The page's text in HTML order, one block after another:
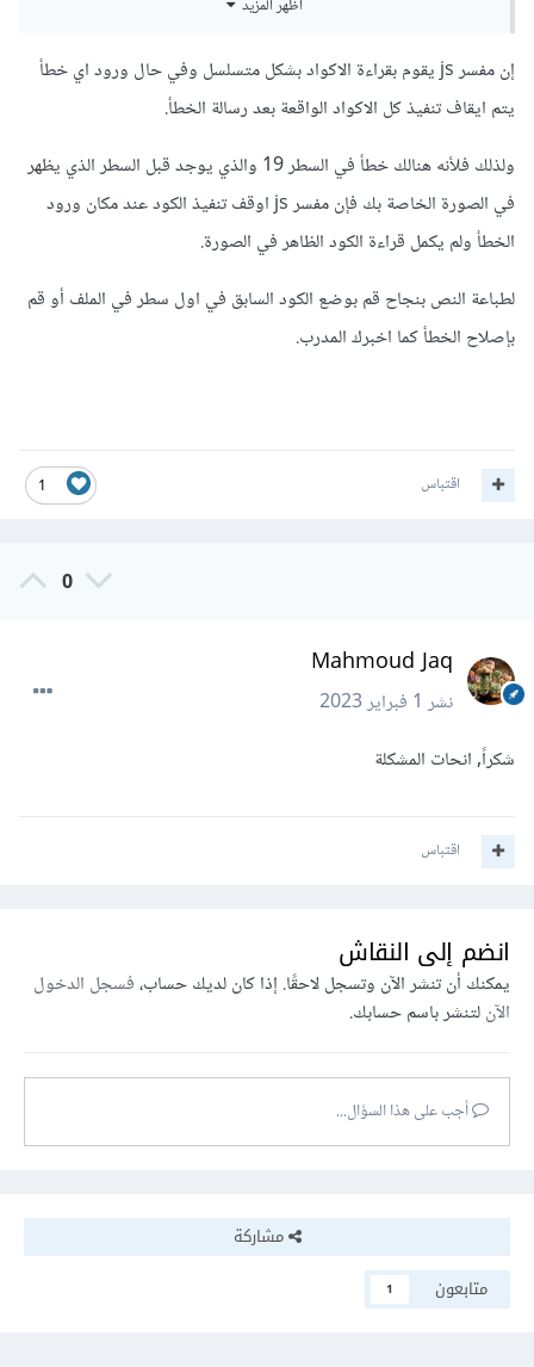
أظهر المزيد
إن مفسر js يقوم بقراءة الاكواد بشكل متسلسل وفي حال ورود اي خطأ
يتم ايقاف تنفيذ كل الاكواد الواقعة بعد رسالة الخطأ.
ولذلك فلأنه هنالك خطأ في السطر 19 والذي يوجد قبل السطر الذي يظهر
في الصورة الخاصة بك فإن مفسر js اوقف تنفيذ الكود عند مكان ورود
الخطأ ولم يكمل قراءة الكود الظاهر في الصورة.
لطباعة النص بنجاح قم بوضع الكود السابق في اول سطر في الملف أو قم
بإصلاح الخطأ كما اخبرك المدرب.
1 اقتباس
0
Mahmoud Jaq
نشر1 فبراير 2023
شكراً, انحات المشكلة
اقتباس
انضم إلى النقاش
يمكنك أن تنشر الآن وتسجل لاحقًا. إذا كان لديك حساب،فسجل الدخول
الآنلتنشر باسم حسابك.
أجب على هذا السؤال...
مشاركة
متابعون
1